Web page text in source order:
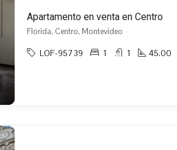
Apartamento en venta en Centro
Florida, Centro, Montevideo
LOF-95739 1 1 45.00